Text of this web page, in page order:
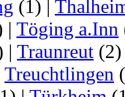
(1) |
| Töging a.Inn
| Traunreut
Treuchtlingen